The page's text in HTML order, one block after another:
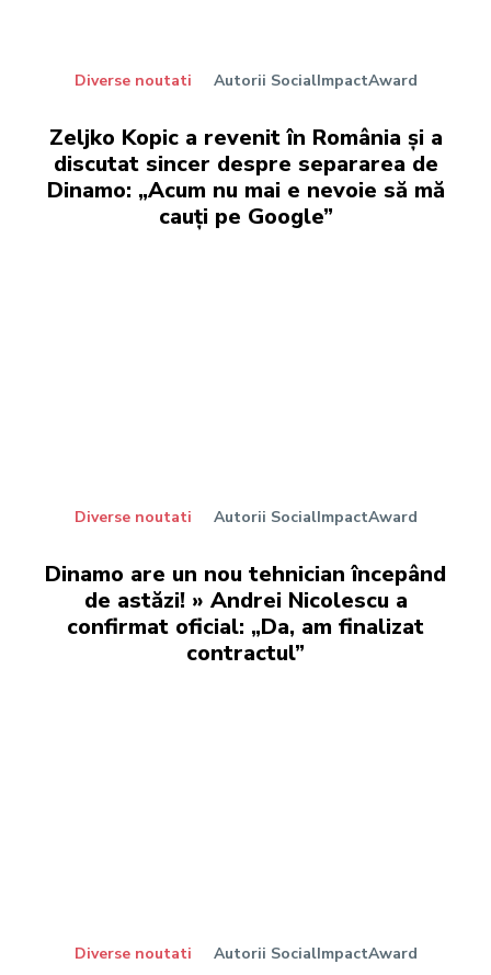
Diverse noutati Autorii SocialImpactAward
Zeljko Kopic a revenit în România și a
discutat sincer despre separarea de
Dinamo: „Acum nu mai e nevoie să mă
cauți pe Google”
Diverse noutati Autorii SocialImpactAward
Dinamo are un nou tehnician începând
de astăzi! » Andrei Nicolescu a
confirmat oficial: „Da, am finalizat
contractul”
Diverse noutati Autorii SocialImpactAward